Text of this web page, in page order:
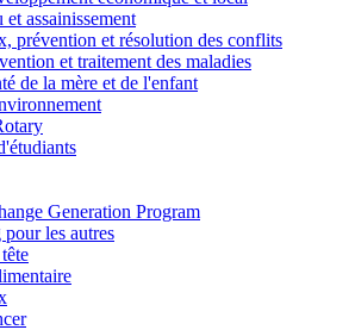
et assainissement
prévention et résolution des conflits
et traitement des maladies
de la mère et de l'enfant
Generation Program
les autres